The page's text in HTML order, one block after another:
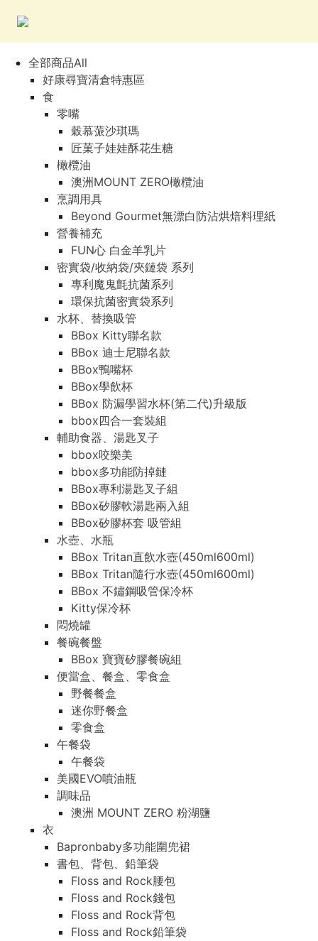
全部商品All
好康尋寶清倉特惠區
食
零嘴
穀慕蒎沙琪瑪
匠菓子娃娃酥花生糖
橄欖油
澳洲MOUNT ZERO橄欖油
烹調用具
Beyond Gourmet無漂白防沾烘焙料理紙
營養補充
FUN心 白金羊乳片
密實袋/收納袋/夾鏈袋 系列
專利魔鬼氈抗菌系列
環保抗菌密實袋系列
水杯、替換吸管
BBox Kitty聯名款
BBox 迪士尼聯名款
BBox鴨嘴杯
BBox學飲杯
BBox 防漏學習水杯(第二代)升級版
bbox四合一套裝組
輔助食器、湯匙叉子
bbox咬樂美
bbox多功能防掉鏈
BBox專利湯匙叉子組
BBox矽膠軟湯匙兩入組
BBox矽膠杯套 吸管組
水壺、水瓶
BBox Tritan直飲水壺(450ml600ml)
BBox Tritan隨行水壺(450ml600ml)
BBox 不鏽鋼吸管保冷杯
Kitty保冷杯
悶燒罐
餐碗餐盤
BBox 寶寶矽膠餐碗組
便當盒、餐盒、零食盒
野餐餐盒
迷你野餐盒
零食盒
午餐袋
午餐袋
美國EVO噴油瓶
調味品
澳洲 MOUNT ZERO 粉湖鹽
衣
Bapronbaby多功能圍兜裙
書包、背包、鉛筆袋
Floss and Rock腰包
Floss and Rock錢包
Floss and Rock背包
Floss and Rock鉛筆袋